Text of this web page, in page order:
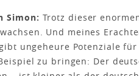
Simon: Trotz dieser
Und meines
ungeheure Potenziale
zu bringen: Der